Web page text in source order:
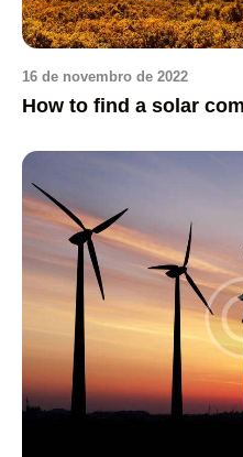
16 de novembro de 2022
How to find a solar